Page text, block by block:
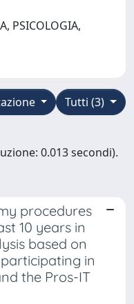
PSICOLOGIA,
Tutti (3)
0.013 secondi).
procedures
10 years in
based on
in
the Pros-IT